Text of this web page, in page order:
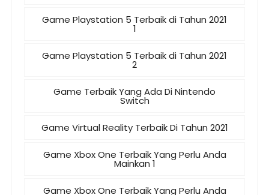
Game Playstation 5 Terbaik di Tahun 2021
1
Game Playstation 5 Terbaik di Tahun 2021
2
Game Terbaik Yang Ada Di Nintendo
Switch
Game Virtual Reality Terbaik Di Tahun 2021
Game Xbox One Terbaik Yang Perlu Anda
Mainkan 1
Game Xbox One Terbaik Yang Perlu Anda